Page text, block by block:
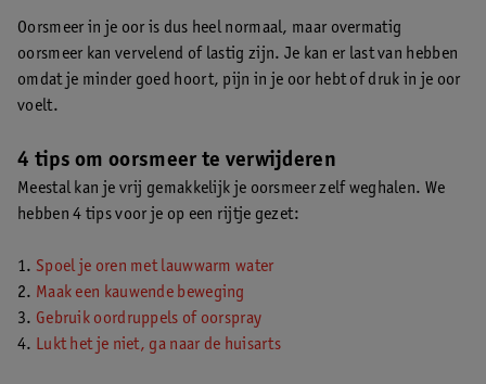
Oorsmeer in je oor is dus heel normaal, maar overmatig
oorsmeer kan vervelend of lastig zijn. Je kan er last van hebben
omdat je minder goed hoort, pijn in je oor hebt of druk in je oor
voelt.
4 tips om oorsmeer te verwijderen
Meestal kan je vrij gemakkelijk je oorsmeer zelf weghalen. We
hebben 4 tips voor je op een rijtje gezet:
1. Spoel je oren met lauwwarm water
2. Maak een kauwende beweging
3. Gebruik oordruppels of oorspray
4. Lukt het je niet, ga naar de huisarts